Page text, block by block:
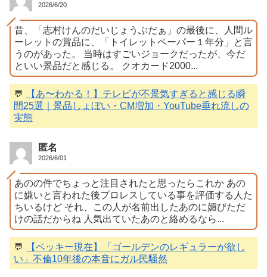
2026/6/20
昔、「志村けんのだいじょうぶだぁ」の最後に、人間ル
ーレットの賞品に、「トイレットペーパー１年分」と言
うのがあった。 当時はすごいジョークだったが、今だ
といい景品だと感じる。 クオカード2000...
💬
【あ〜わかる！】テレビが不景気すぎると感じる瞬
間25選｜景品しょぼい・CM増加・YouTube垂れ流しの
実態
匿名
2026/6/01
あのの件でちょっと注目されたと思ったらこれか あの
に嫌いと言われた後プロレスしている事を評価する人た
ちいるけど それ、この人が名前出したあのに媚びただ
けの話だからね 人気出ていたあのと絡めるなら...
💬
【ベッキー現在】「ゴールデンのレギュラーが欲し
い」不倫10年後の本音にガル民騒然